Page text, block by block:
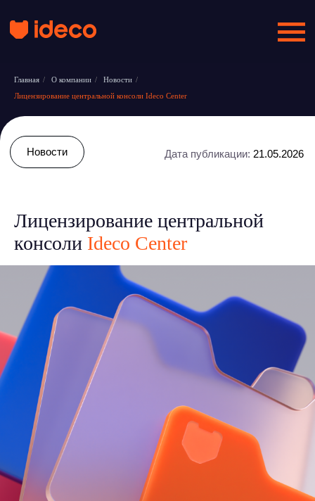
Главная / О компании / Новости /
Лицензирование центральной консоли Ideco Center
Лицензирование центральной
консоли Ideco Center